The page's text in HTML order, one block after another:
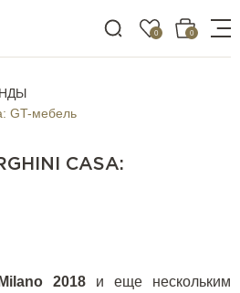
0 0
GT-мебель
CASA:
Milano 2018 и еще нескольким